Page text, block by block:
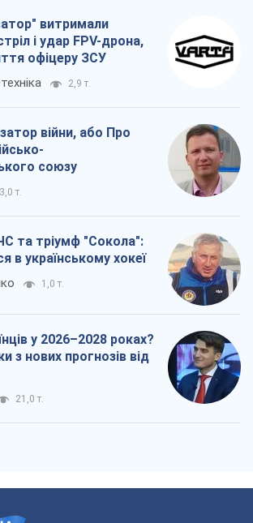
витримали
і удар FPV-дрона,
офіцеру ЗСУ
2,9 т.
війни, або Про
союзу
3,0 т.
та тріумф "Сокола":
в українському хокеї
1,0 т.
у 2026–2028 роках?
з нових прогнозів від
21,0 т.